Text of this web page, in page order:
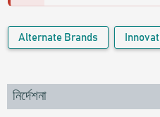
Alternate Brands
নির্দেশনা